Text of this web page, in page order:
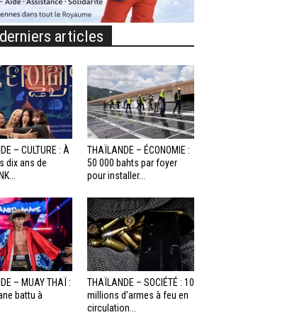
articles
– CULTURE : À
dix ans de
THAÏLANDE – ÉCONOMIE :
50 000 bahts par foyer
pour installer...
– MUAY THAÏ :
battu à
THAÏLANDE – SOCIÉTÉ : 10
millions d’armes à feu en
circulation...